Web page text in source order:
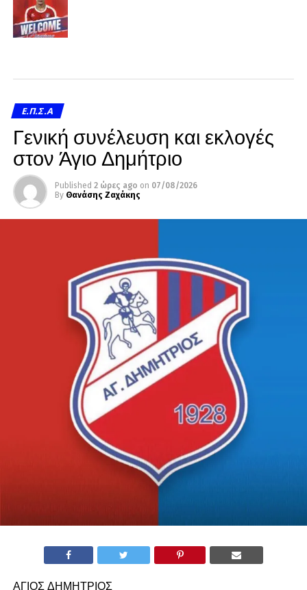
Ε.Π.Σ.Α
Γενική συνέλευση και εκλογές
στον Άγιο Δημήτριο
Published 2 ώρες ago on 07/08/2026
By Θανάσης Ζαχάκης
ΑΓΙΟΣ ΔΗΜΗΤΡΙΟΣ